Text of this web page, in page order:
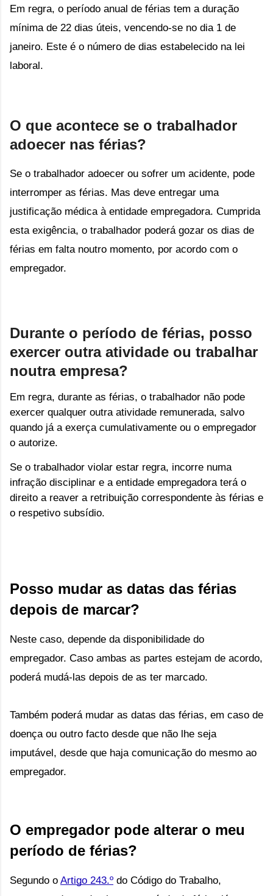
Em regra, o período anual de férias tem a duração
mínima de 22 dias úteis, vencendo-se no dia 1 de
janeiro. Este é o número de dias estabelecido na lei
laboral.
O que acontece se o trabalhador
adoecer nas férias?
Se o trabalhador adoecer ou sofrer um acidente, pode
interromper as férias. Mas deve entregar uma
justificação médica à entidade empregadora. Cumprida
esta exigência, o trabalhador poderá gozar os dias de
férias em falta noutro momento, por acordo com o
empregador.
Durante o período de férias, posso
exercer outra atividade ou trabalhar
noutra empresa?
Em regra, durante as férias, o trabalhador não pode
exercer qualquer outra atividade remunerada, salvo
quando já a exerça cumulativamente ou o empregador
o autorize.
Se o trabalhador violar estar regra, incorre numa
infração disciplinar e a entidade empregadora terá o
direito a reaver a retribuição correspondente às férias e
o respetivo subsídio.
Posso mudar as datas das férias
depois de marcar?
Neste caso, depende da disponibilidade do
empregador. Caso ambas as partes estejam de acordo,
poderá mudá-las depois de as ter marcado.
Também poderá mudar as datas das férias, em caso de
doença ou outro facto desde que não lhe seja
imputável, desde que haja comunicação do mesmo ao
empregador.
O empregador pode alterar o meu
período de férias?
Segundo o Artigo 243.º do Código do Trabalho,